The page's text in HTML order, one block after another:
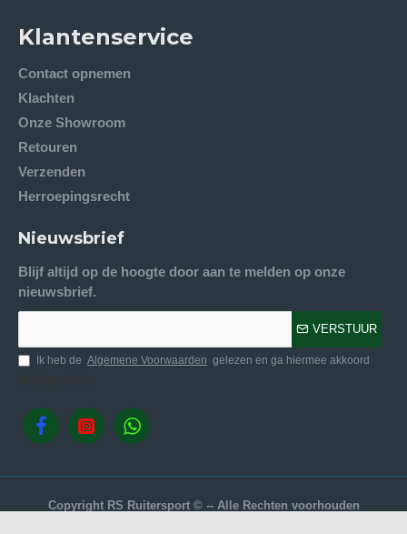
Klantenservice
Contact opnemen
Klachten
Onze Showroom
Retouren
Verzenden
Herroepingsrecht
Nieuwsbrief
Blijf altijd op de hoogte door aan te melden op onze
nieuwsbrief.
VERSTUUR
Ik heb de Algemene Voorwaarden gelezen en ga hiermee akkoord
Copyright RS Ruitersport © -- Alle Rechten voorhouden